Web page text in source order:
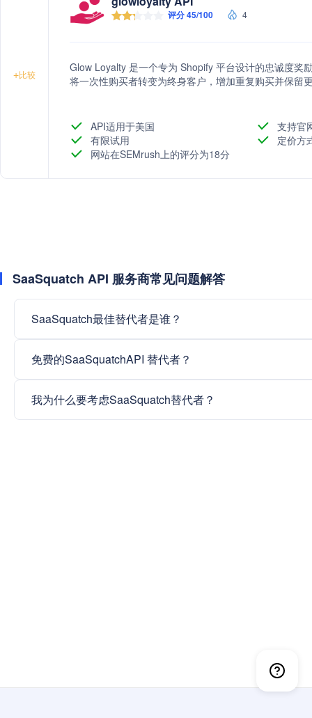
+比较
评分 45/100 4
Glow Loyalty 是一个专为 Shopify 平台设计的忠诚度奖
将一次性购买者转变为终身客户，增加重复购买并保留
API适用于美国
支持官
有限试用
定价方
网站在SEMrush上的评分为18分
SaaSquatch API 服务商常见问题解答
SaaSquatch最佳替代者是谁？
免费的SaaSquatchAPI 替代者？
我为什么要考虑SaaSquatch替代者？